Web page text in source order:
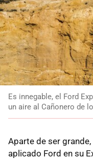
Es innegable, el Ford
un aire al Cañonero de
Aparte de ser grande,
aplicado Ford en su